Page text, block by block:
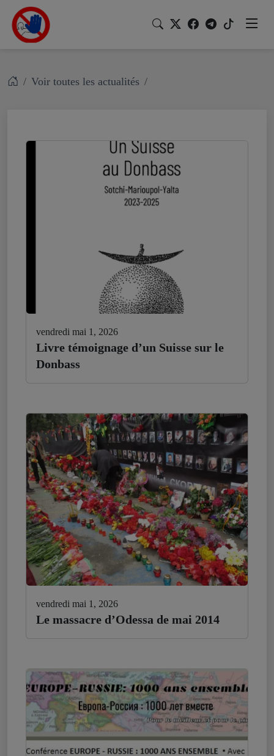
Voir toutes les actualités
vendredi mai 1, 2026
Livre témoignage d’un Suisse sur le
Donbass
vendredi mai 1, 2026
Le massacre d’Odessa de mai 2014